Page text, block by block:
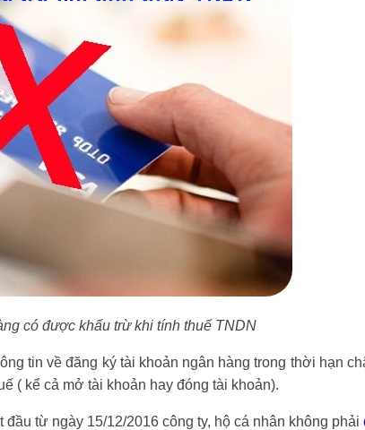
có được khấu trừ khi tính thuế TNDN
tin về đăng ký tài khoản ngân hàng trong thời hạn
( kể cả mở tài khoản hay đóng tài khoản).
từ ngày 15/12/2016 công ty, hộ cá nhân không phải